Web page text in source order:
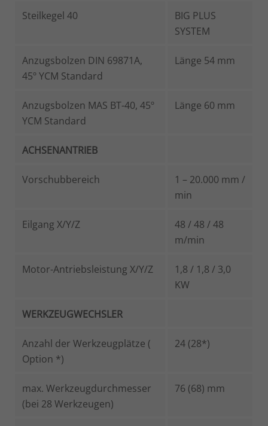
Steilkegel 40
BIG PLUS
SYSTEM
Anzugsbolzen DIN 69871A,
45º YCM Standard
Länge 54 mm
Anzugsbolzen MAS BT-40, 45º
YCM Standard
Länge 60 mm
ACHSENANTRIEB
Vorschubbereich
1 – 20.000 mm /
min
Eilgang X/Y/Z
48 / 48 / 48
m/min
Motor-Antriebsleistung X/Y/Z
1,8 / 1,8 / 3,0
KW
WERKZEUGWECHSLER
Anzahl der Werkzeugplätze (
Option *)
24 (28*)
max. Werkzeugdurchmesser
(bei 28 Werkzeugen)
76 (68) mm